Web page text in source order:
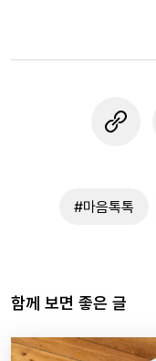
#마음톡톡
함께 보면 좋은 글